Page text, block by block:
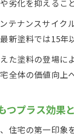
劣化を抑える
テナンスサイ
新塗料では15
た塗料の登場
全体の価値向上
つプラス効果
住宅の第一印象